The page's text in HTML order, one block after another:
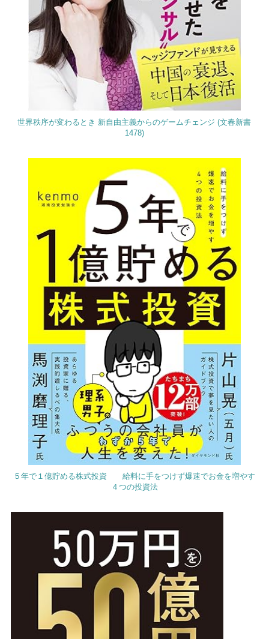
世界秩序が変わるとき 新自由主義からのゲームチェンジ (文春新書
1478)
５年で１億貯める株式投資 給料に手をつけず爆速でお金を増やす
４つの投資法